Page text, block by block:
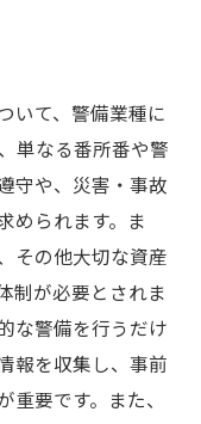
いて、警備業種に
単なる番所番や警
守や、災害・事故
められます。ま
その他大切な資産
制が必要とされま
な警備を行うだけ
報を収集し、事前
要です。また、